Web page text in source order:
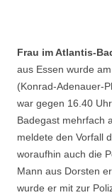
Frau im Atlantis-
aus Essen wurde
(Konrad-Adenauer-
war gegen 16.40
Badegast mehrfach
meldete den Vorfall
woraufhin auch die
Mann aus Dorsten
wurde er mit zur